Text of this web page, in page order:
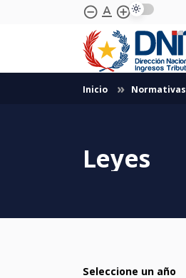
Skip to Main Content
remove_circle_outline text_format add_circle_outline
Inicio Normativas
Leyes
Seleccione un año